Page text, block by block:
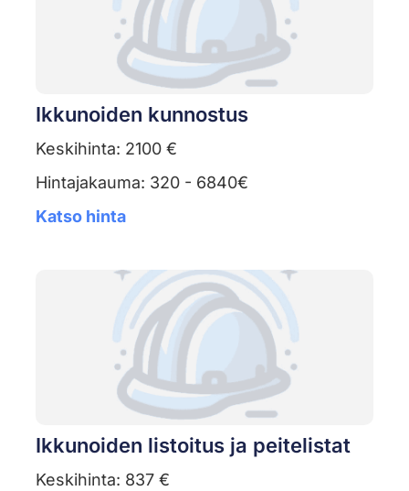
Ikkunoiden kunnostus
Keskihinta: 2100 €
Hintajakauma: 320 - 6840€
Katso hinta
Ikkunoiden listoitus ja peitelistat
Keskihinta: 837 €